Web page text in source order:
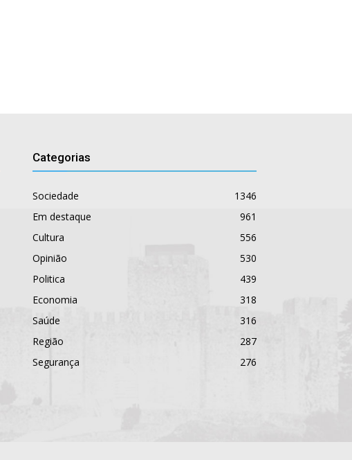
Categorias
Sociedade
1346
Em destaque
961
Cultura
556
Opinião
530
Politica
439
Economia
318
Saúde
316
Região
287
Segurança
276